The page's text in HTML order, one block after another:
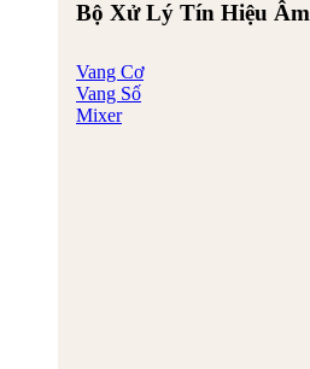
Bộ Xử Lý Tín Hiệu
Vang Cơ
Vang Số
Mixer